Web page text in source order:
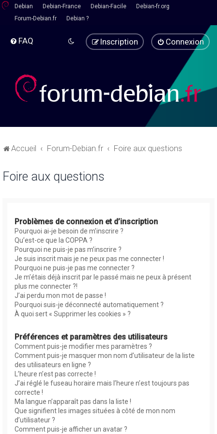
Debian Debian-France Debian-Facile
Debian-fr.org
Forum-Debian.fr
Debian ?
FAQ Connexion
Inscription
Accueil Forum-Debian.fr Foire aux questions
Foire aux questions
Problèmes de connexion et d’inscription
Pourquoi ai-je besoin de m’inscrire ?
Qu’est-ce que la COPPA ?
Pourquoi ne puis-je pas m’inscrire ?
Je suis inscrit mais je ne peux pas me connecter !
Pourquoi ne puis-je pas me connecter ?
Je m’étais déjà inscrit par le passé mais ne peux à présent
plus me connecter ?!
J’ai perdu mon mot de passe !
Pourquoi suis-je déconnecté automatiquement ?
À quoi sert « Supprimer les cookies » ?
Préférences et paramètres des utilisateurs
Comment puis-je modifier mes paramètres ?
Comment puis-je masquer mon nom d’utilisateur de la liste
des utilisateurs en ligne ?
L’heure n’est pas correcte !
J’ai réglé le fuseau horaire mais l’heure n’est toujours pas
correcte !
Ma langue n’apparaît pas dans la liste !
Que signifient les images situées à côté de mon nom
d’utilisateur ?
Comment puis-je afficher un avatar ?